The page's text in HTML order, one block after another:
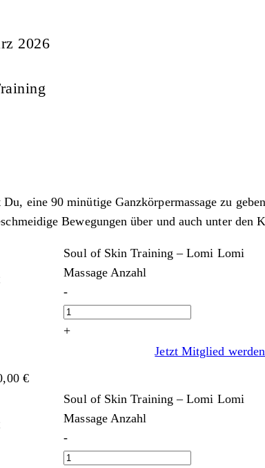
2026
Du, eine 90 minütige Ganzkörpermassage zu
Bewegungen über und auch unter den
Soul of Skin Training – Lomi Lomi
Massage Anzahl
-
+
€
Jetzt Mitglied
Soul of Skin Training – Lomi Lomi
Massage Anzahl
-